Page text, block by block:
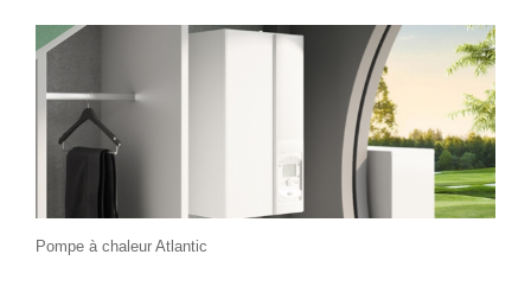
Pompe à chaleur Atlantic